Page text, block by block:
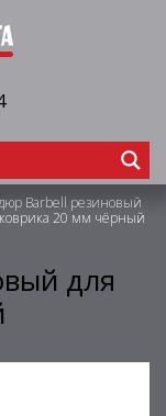
Barbell резиновый
20 мм чёрный
для